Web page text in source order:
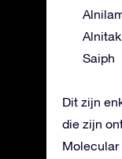
Alnitak
Saiph
Dit zijn
die zijn
Molecular